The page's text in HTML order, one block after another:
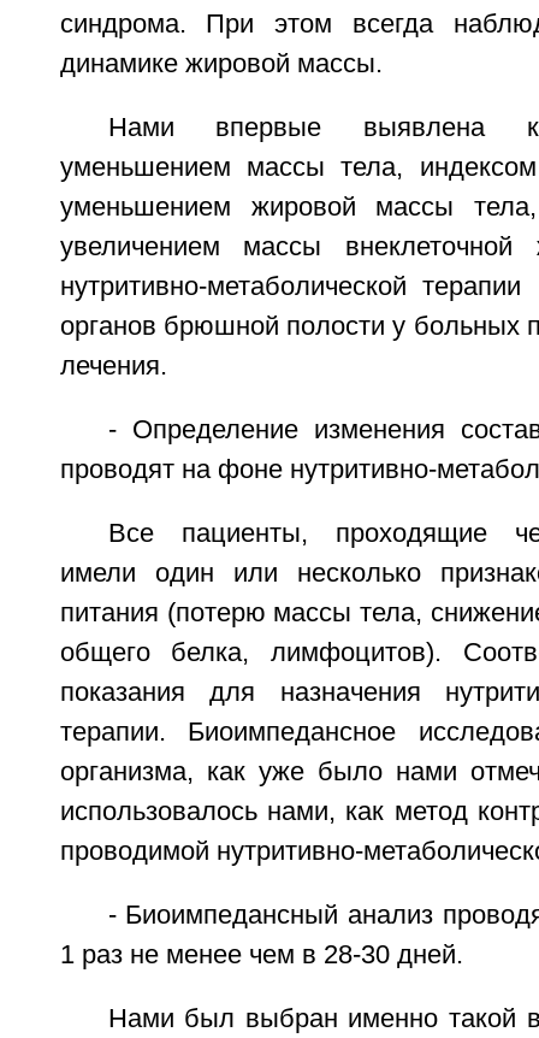
синдрома. При этом всегда
динамике жировой массы.
Нами впервые выявлена
уменьшением массы тела,
уменьшением жировой массы
увеличением массы
нутритивно-метаболической
органов брюшной полости у больных
лечения.
- Определение изменения
проводят на фоне нутритивно-
Все пациенты, проходящие
имели один или несколько
питания (потерю массы тела,
общего белка, лимфоцитов).
показания для назначения
терапии. Биоимпедансное
организма, как уже было нами
использовалось нами, как метод
проводимой нутритивно-
- Биоимпедансный анализ
1 раз не менее чем в 28-30 дней.
Нами был выбран именно такой